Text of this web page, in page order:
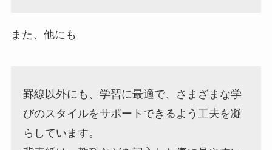
また、他にも
罫線以外にも、学習に最適で、さまざまな学
びのスタイルをサポートできるよう工夫を凝
らしています。